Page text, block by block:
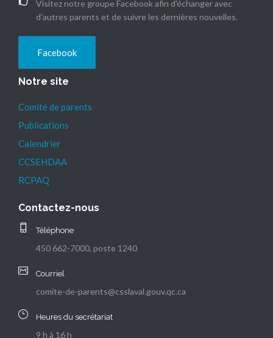
Visitez notre groupe Facebook afin d'échanger avec
d'autres parents et de suivre les dernières nouvelles.
Facebook
Notre site
Comité de parents
Publications
Calendrier
CCSEHDAA
RCPAQ
Contactez-nous
Téléphone
450 662-7000, poste 1240
Courriel
comite-de-parents@csslaval.gouv.qc.ca
Heures du secrétariat
9 h à 16 h